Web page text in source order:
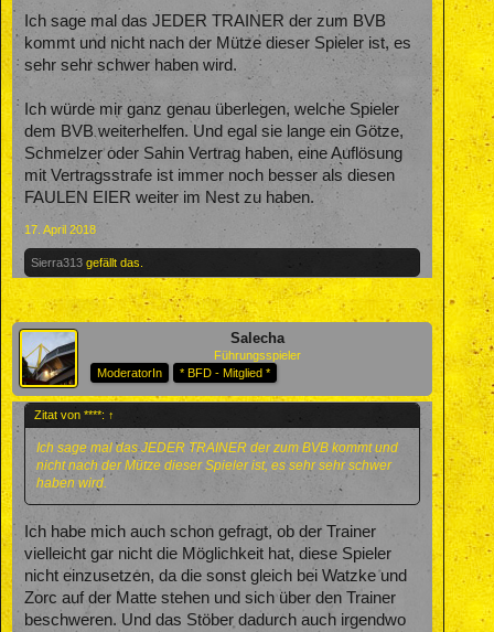
Ich sage mal das JEDER TRAINER der zum BVB
kommt und nicht nach der Mütze dieser Spieler ist, es
sehr sehr schwer haben wird.
Ich würde mir ganz genau überlegen, welche Spieler
dem BVB weiterhelfen. Und egal sie lange ein Götze,
Schmelzer oder Sahin Vertrag haben, eine Auflösung
mit Vertragsstrafe ist immer noch besser als diesen
FAULEN EIER weiter im Nest zu haben.
17. April 2018
Sierra313 gefällt das.
Salecha
Führungsspieler
ModeratorIn
* BFD - Mitglied *
Zitat von ****: ↑
Ich sage mal das JEDER TRAINER der zum BVB kommt und
nicht nach der Mütze dieser Spieler ist, es sehr sehr schwer
haben wird.
Ich habe mich auch schon gefragt, ob der Trainer
vielleicht gar nicht die Möglichkeit hat, diese Spieler
nicht einzusetzen, da die sonst gleich bei Watzke und
Zorc auf der Matte stehen und sich über den Trainer
beschweren. Und das Stöber dadurch auch irgendwo